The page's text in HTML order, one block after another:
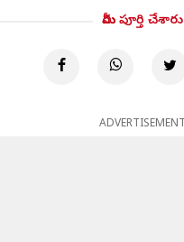
మీరు పూర్తి చేశారు
ADVERTISEMENT